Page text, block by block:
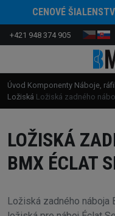
CENOVÉ
+421 948 374 905
Úvod Komponenty Náboje,
Ložiská Ložiská zadného
LOŽISKÁ
BMX ÉCLAT
Ložiská zadného náboja